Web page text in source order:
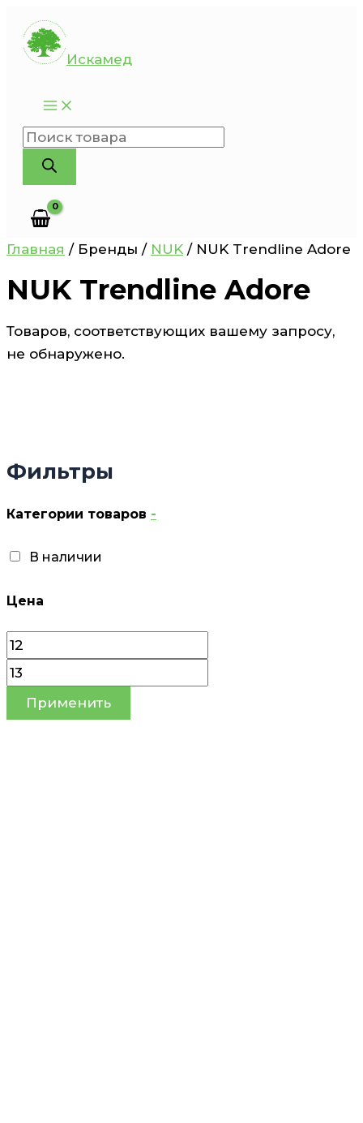
Перейти
содержимому
Искамед
Поиск
товаров
Фильтры
Категории товаров -
В наличии
Цена
Применить
Главная / Бренды / NUK / NUK Trendline Adore
NUK Trendline Adore
Товаров, соответствующих вашему запросу,
не обнаружено.